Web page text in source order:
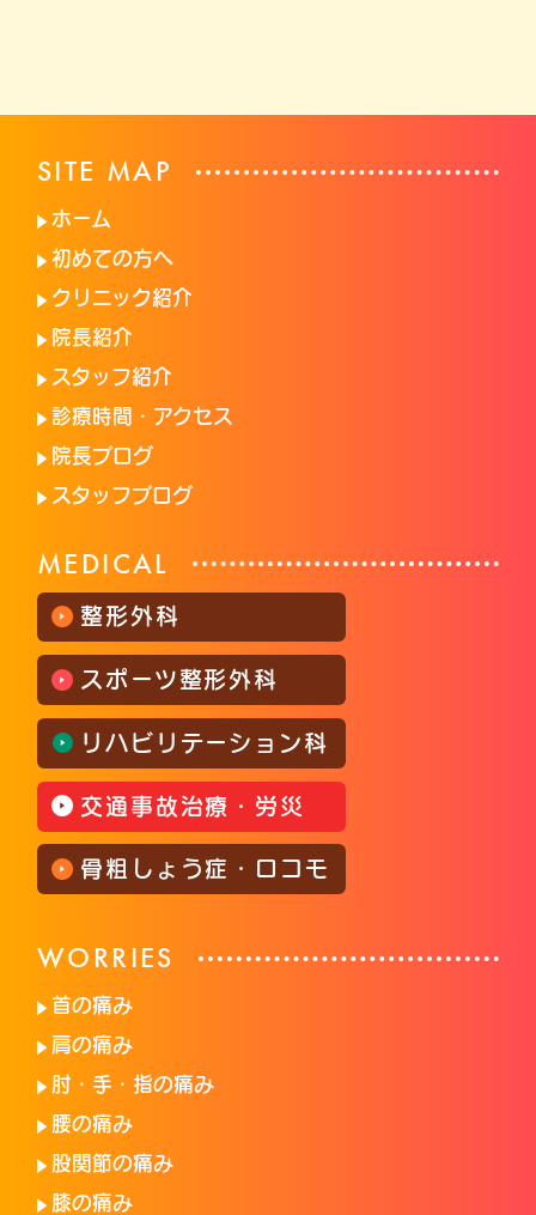
SITE MAP
ホーム
初めての方へ
クリニック紹介
院長紹介
スタッフ紹介
診療時間・アクセス
院長ブログ
スタッフブログ
MEDICAL
整形外科
スポーツ整形外科
リハビリテーション科
交通事故治療・労災
骨粗しょう症・ロコモ
WORRIES
首の痛み
肩の痛み
肘・手・指の痛み
腰の痛み
股関節の痛み
膝の痛み